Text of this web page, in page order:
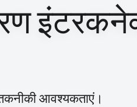
आवश्यकताएं।